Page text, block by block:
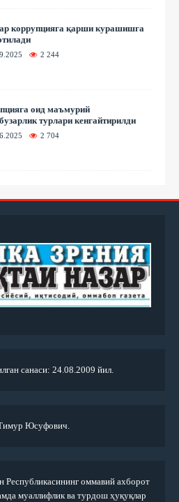
коррупцияга қарши курашишга
2 244
оид маъмурий
турлари кенгайтирилди
2 704
санаси: 24.08.2009 йил.
Юсуфович.
Республикасининг оммавий ахборот
муаллифлик ва турдош ҳуқуқлар